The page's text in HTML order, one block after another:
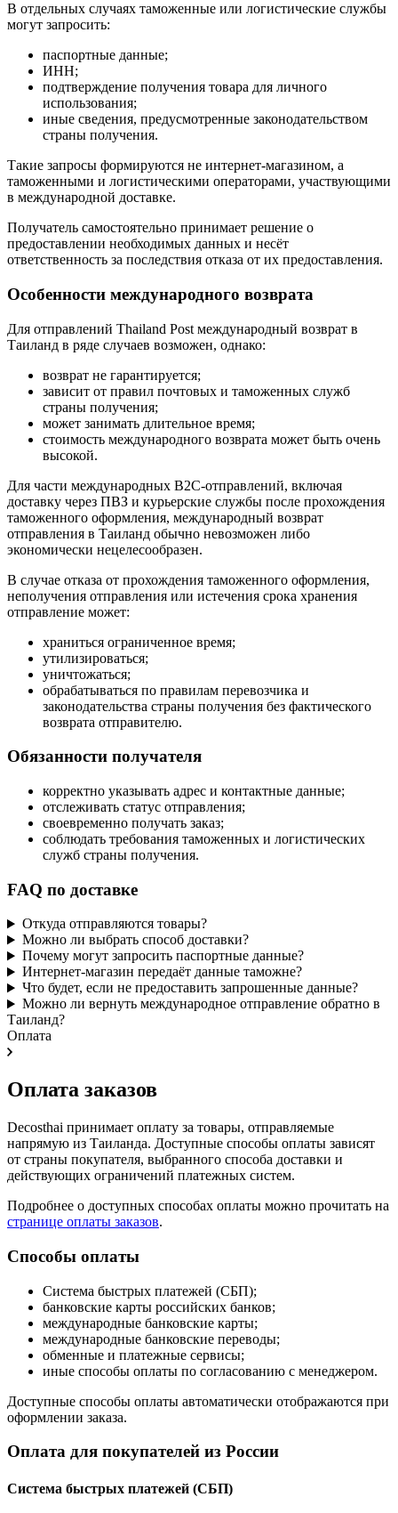
В отдельных случаях таможенные или логистические службы
могут запросить:
паспортные данные;
ИНН;
подтверждение получения товара для личного
использования;
иные сведения, предусмотренные законодательством
страны получения.
Такие запросы формируются не интернет-магазином, а
таможенными и логистическими операторами, участвующими
в международной доставке.
Получатель самостоятельно принимает решение о
предоставлении необходимых данных и несёт
ответственность за последствия отказа от их предоставления.
Особенности международного возврата
Для отправлений Thailand Post международный возврат в
Таиланд в ряде случаев возможен, однако:
возврат не гарантируется;
зависит от правил почтовых и таможенных служб
страны получения;
может занимать длительное время;
стоимость международного возврата может быть очень
высокой.
Для части международных B2C-отправлений, включая
доставку через ПВЗ и курьерские службы после прохождения
таможенного оформления, международный возврат
отправления в Таиланд обычно невозможен либо
экономически нецелесообразен.
В случае отказа от прохождения таможенного оформления,
неполучения отправления или истечения срока хранения
отправление может:
храниться ограниченное время;
утилизироваться;
уничтожаться;
обрабатываться по правилам перевозчика и
законодательства страны получения без фактического
возврата отправителю.
Обязанности получателя
корректно указывать адрес и контактные данные;
отслеживать статус отправления;
своевременно получать заказ;
соблюдать требования таможенных и логистических
служб страны получения.
FAQ по доставке
Откуда отправляются товары?
Можно ли выбрать способ доставки?
Почему могут запросить паспортные данные?
Интернет-магазин передаёт данные таможне?
Что будет, если не предоставить запрошенные данные?
Можно ли вернуть международное отправление обратно в
Таиланд?
Оплата
Оплата заказов
Decosthai принимает оплату за товары, отправляемые
напрямую из Таиланда. Доступные способы оплаты зависят
от страны покупателя, выбранного способа доставки и
действующих ограничений платежных систем.
Подробнее о доступных способах оплаты можно прочитать на
странице оплаты заказов.
Способы оплаты
Система быстрых платежей (СБП);
банковские карты российских банков;
международные банковские карты;
международные банковские переводы;
обменные и платежные сервисы;
иные способы оплаты по согласованию с менеджером.
Доступные способы оплаты автоматически отображаются при
оформлении заказа.
Оплата для покупателей из России
Система быстрых платежей (СБП)